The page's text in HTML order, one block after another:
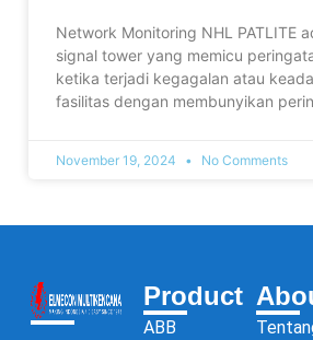
Network Monitoring NHL PATLITE
signal tower yang memicu
ketika terjadi kegagalan atau
fasilitas dengan membunyikan
November 19, 2024 No Comments
Product
ABB